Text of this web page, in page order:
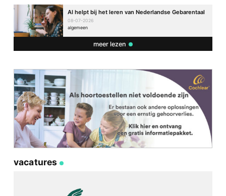
AI helpt bij het leren van Nederlandse Gebarentaal
08-07-2026
algemeen
meer lezen
vacatures